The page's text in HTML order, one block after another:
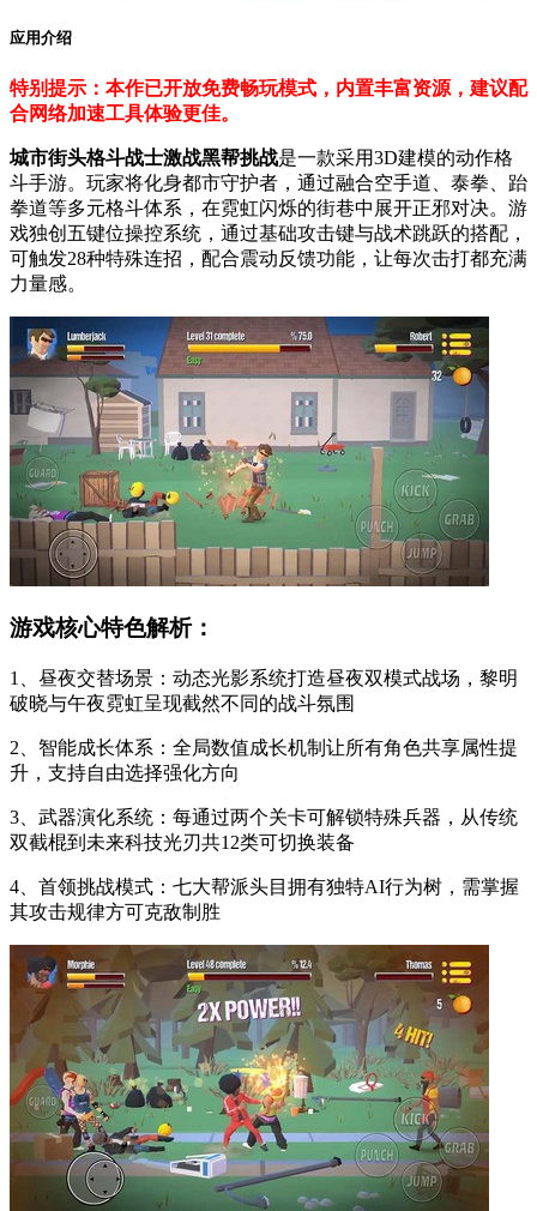
应用介绍
特别提示：本作已开放免费畅玩模式，内置丰富资源，建议配
合网络加速工具体验更佳。
城市街头格斗战士激战黑帮挑战是一款采用3D建模的动作格
斗手游。玩家将化身都市守护者，通过融合空手道、泰拳、跆
拳道等多元格斗体系，在霓虹闪烁的街巷中展开正邪对决。游
戏独创五键位操控系统，通过基础攻击键与战术跳跃的搭配，
可触发28种特殊连招，配合震动反馈功能，让每次击打都充满
力量感。
游戏核心特色解析：
1、昼夜交替场景：动态光影系统打造昼夜双模式战场，黎明
破晓与午夜霓虹呈现截然不同的战斗氛围
2、智能成长体系：全局数值成长机制让所有角色共享属性提
升，支持自由选择强化方向
3、武器演化系统：每通过两个关卡可解锁特殊兵器，从传统
双截棍到未来科技光刃共12类可切换装备
4、首领挑战模式：七大帮派头目拥有独特AI行为树，需掌握
其攻击规律方可克敌制胜